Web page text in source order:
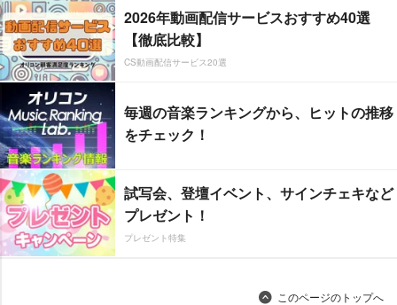
2026年動画配信サービスおすすめ40選
【徹底比較】
CS動画配信サービス20選
毎週の音楽ランキングから、ヒットの推移
をチェック！
試写会、登壇イベント、サインチェキなど
プレゼント！
プレゼント特集
このページのトップへ